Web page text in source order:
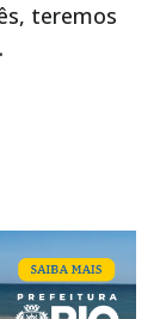
teremos